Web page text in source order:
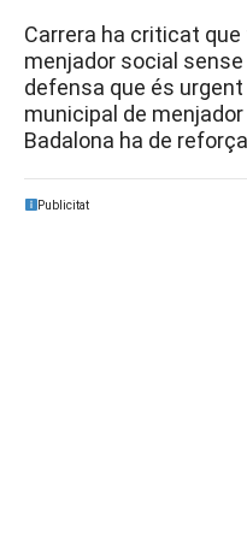
Carrera ha criticat que
menjador social sense
defensa que és
municipal de
Badalona ha de
Publicitat